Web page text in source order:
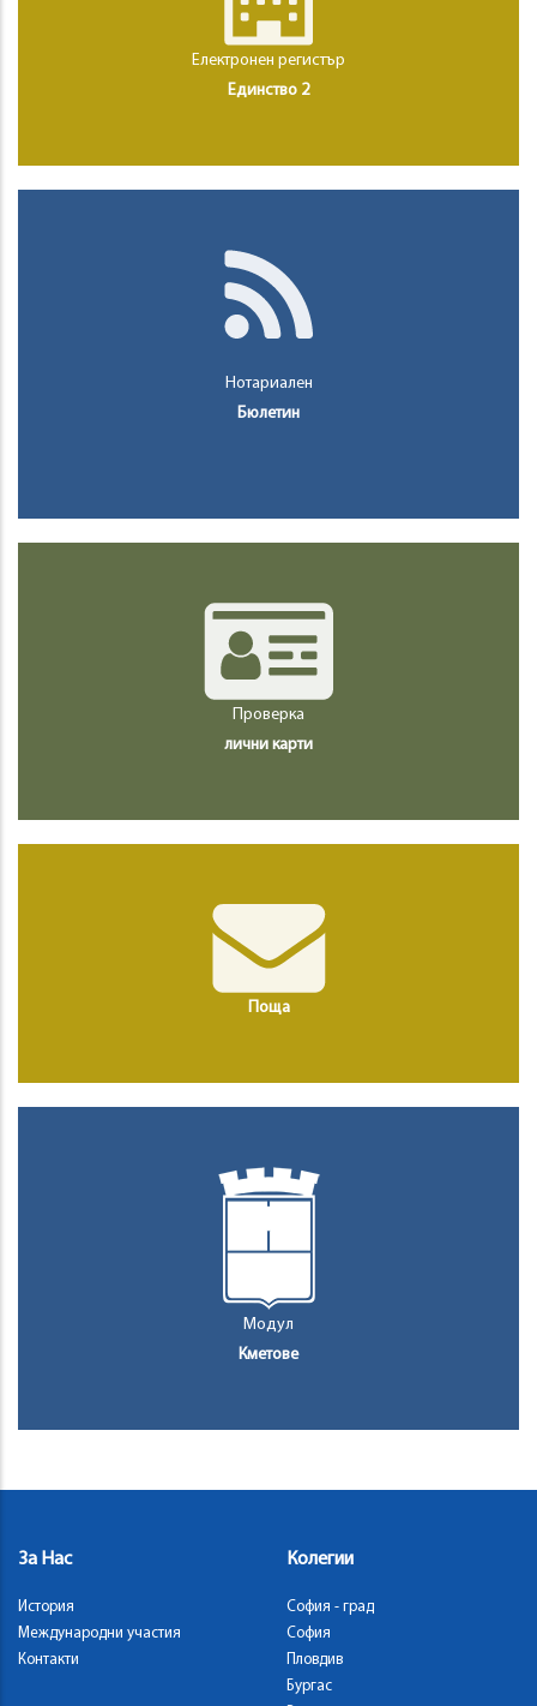
Електронен регистър
Единство 2
Нотариален
Бюлетин
Проверка
лични карти
Поща
Модул
Кметове
За Нас
История
Международни участия
Контакти
Колегии
София - град
София
Пловдив
Бургас